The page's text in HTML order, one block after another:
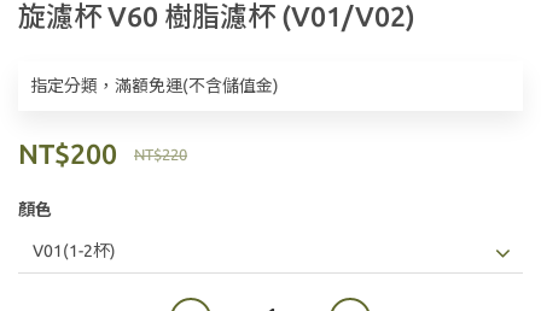
旋濾杯 V60 樹脂濾杯 (V01/V02)
指定分類，滿額免運(不含儲值金)
NT$220
NT$200
顏色